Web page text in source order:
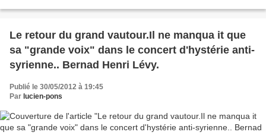
Le retour du grand vautour.Il ne manqua it que
sa "grande voix" dans le concert d'hystérie anti-
syrienne.. Bernad Henri Lévy.
Publié le 30/05/2012 à 19:45
Par lucien-pons